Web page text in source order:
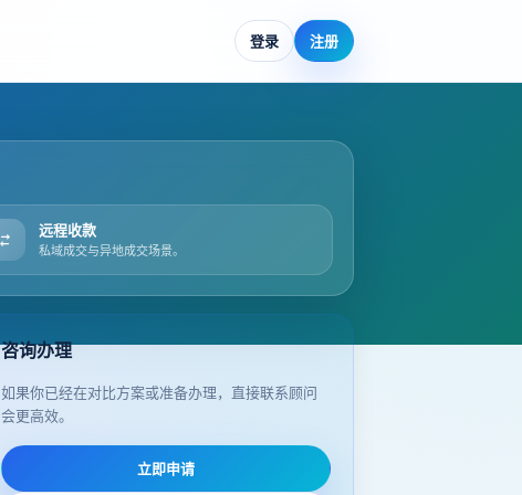
登录 注册
远程收款
私域成交与异地成交场景。
咨询办理
如果你已经在对比方案或准备办理，直接联系顾问
会更高效。
立即申请